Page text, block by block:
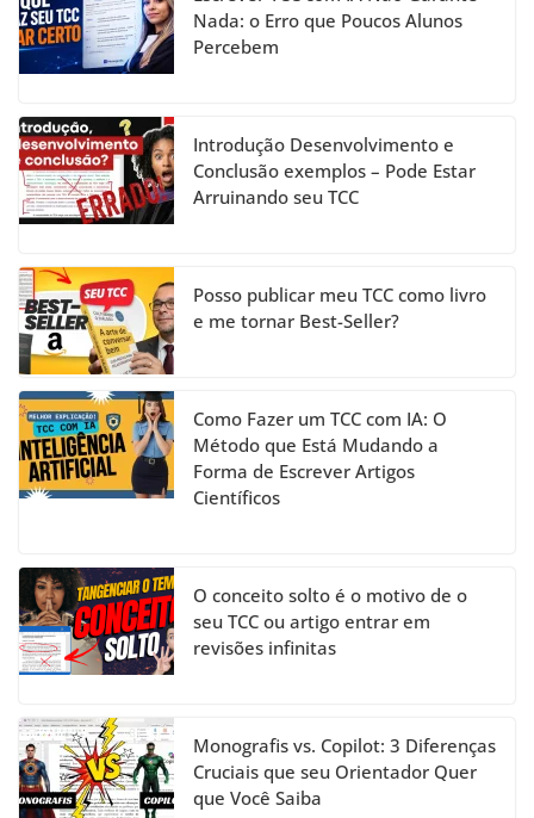
o
o
k
m n b
e
h
a
n
el
Nada: o Erro que Poucos Alunos
Percebem
Introdução Desenvolvimento e
Conclusão exemplos – Pode Estar
Arruinando seu TCC
Posso publicar meu TCC como livro
e me tornar Best-Seller?
Como Fazer um TCC com IA: O
Método que Está Mudando a
Forma de Escrever Artigos
Científicos
O conceito solto é o motivo de o
seu TCC ou artigo entrar em
revisões infinitas
Monografis vs. Copilot: 3 Diferenças
Cruciais que seu Orientador Quer
que Você Saiba